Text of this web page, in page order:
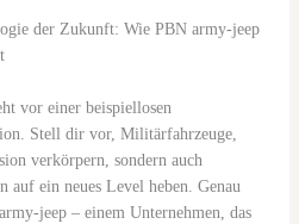
der Zukunft: Wie PBN army-jeep
vor einer beispiellosen
Stell dir vor, Militärfahrzeuge,
verkörpern, sondern auch
ein neues Level heben. Genau
jeep – einem Unternehmen, das